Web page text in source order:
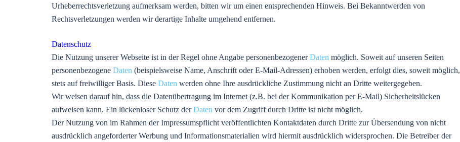
Urheberrechtsverletzung aufmerksam werden, bitten wir um einen entsprechenden Hinweis. Bei Bekanntwerden von
Rechtsverletzungen werden wir derartige Inhalte umgehend entfernen.
Datenschutz
Die Nutzung unserer Webseite ist in der Regel ohne Angabe personenbezogenerDaten möglich. Soweit auf unseren Seiten
personenbezogene Daten (beispielsweise Name, Anschrift oder E-Mail-Adressen) erhoben werden, erfolgt dies, soweit möglich,
stets auf freiwilliger Basis. Diese Daten werden ohne Ihre ausdrückliche Zustimmung nicht an Dritte weitergegeben.
Wir weisen darauf hin, dass die Datenübertragung im Internet (z.B. bei der Kommunikation per E-Mail) Sicherheitslücken
aufweisen kann. Ein lückenloser Schutz derDaten vor dem Zugriff durch Dritte ist nicht möglich.
Der Nutzung von im Rahmen der Impressumspflicht veröffentlichten Kontaktdaten durch Dritte zur Übersendung von nicht
ausdrücklich angeforderter Werbung und Informationsmaterialien wird hiermit ausdrücklich widersprochen. Die Betreiber der